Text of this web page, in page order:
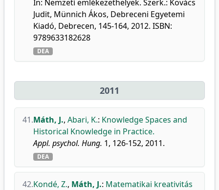
In: Nemzeti emlékezethelyek. Szerk.: Kovács
Judit, Münnich Ákos, Debreceni Egyetemi
Kiadó, Debrecen, 145-164, 2012. ISBN:
9789633182628
DEA
2011
41.Máth, J., Abari, K.: Knowledge Spaces and
Historical Knowledge in Practice.
Appl. psychol. Hung. 1, 126-152, 2011.
DEA
42.Kondé, Z., Máth, J.: Matematikai kreativitás